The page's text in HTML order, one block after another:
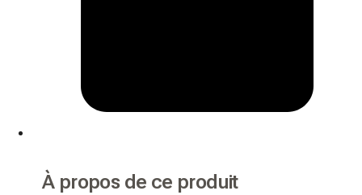
À propos de ce produit